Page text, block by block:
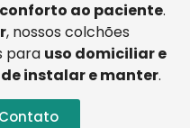
ao paciente.
, nossos colchões
para uso domiciliar e
instalar e manter.